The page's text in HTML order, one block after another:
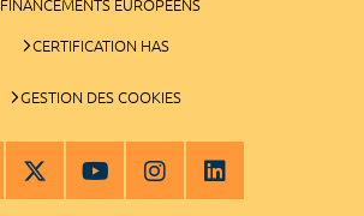
FINANCEMENTS EUROPÉENS
CERTIFICATION HAS
GESTION DES COOKIES